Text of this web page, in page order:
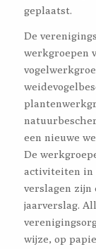
geplaatst.
De
werkgroepen
een nieuwe
De
activiteiten in
verslagen zijn
jaarverslag.
wijze, op